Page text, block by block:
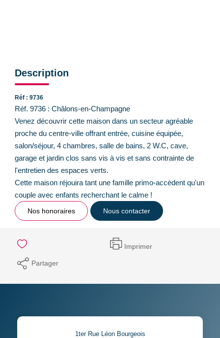
Description
Réf : 9736
Réf. 9736 : Châlons-en-Champagne
Venez découvrir cette maison dans un secteur agréable
proche du centre-ville offrant entrée, cuisine équipée,
salon/séjour, 4 chambres, salle de bains, 2 W.C, cave,
garage et jardin clos sans vis à vis et sans contrainte de
l'entretien des espaces verts.
Cette maison réjouira tant une famille primo-accèdent qu'un
couple avec enfants recherchant le calme !
Nos honoraires Nous contacter
Imprimer
Partager
1ter Rue Léon Bourgeois